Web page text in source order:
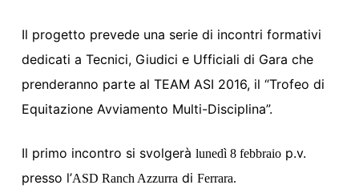
Il progetto prevede una serie di incontri formativi
dedicati a Tecnici, Giudici e Ufficiali di Gara che
prenderanno parte al TEAM ASI 2016, il “Trofeo di
Equitazione Avviamento Multi-Disciplina”.
Il primo incontro si svolgerà lunedì 8 febbraiop.v.
presso l’ASD Ranch Azzurradi Ferrara.